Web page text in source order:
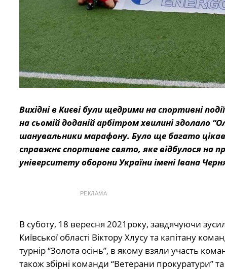
Вихідні в Києві були щедрими на спортивні
на сьомій доданій арбітром хвилині здолало
шанувальники марафону. Було ще багато
справжнє спортивне свято, яке відбулося на
університету оборони України імені Івана
РЕКЛАМА
В суботу, 18 вересня 2021року, завдячуючи
Київської області Віктору Хлусу та капітану
турнір “Золота осінь”, в якому взяли участь
також збірні команди “Ветерани прокуратури”